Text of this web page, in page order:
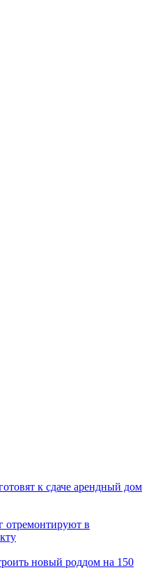
к сдаче арендный дом
отремонтируют в
новый роддом на 150